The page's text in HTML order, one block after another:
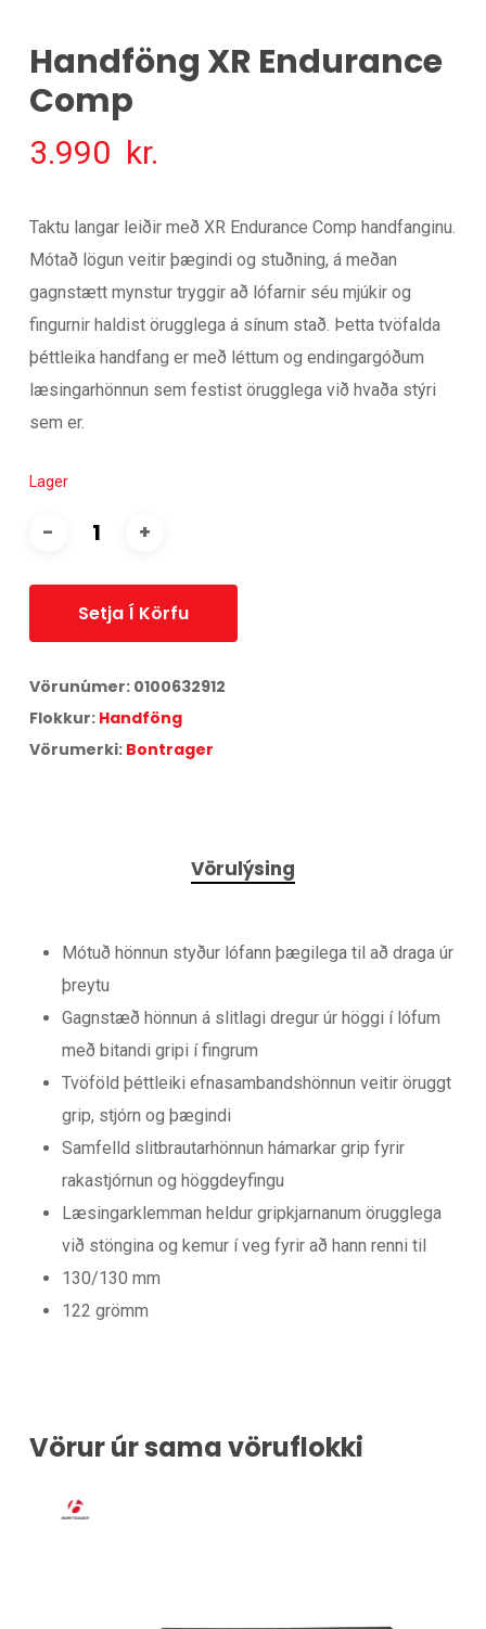
Handföng XR Endurance
Comp
3.990 kr.
Taktu langar leiðir með XR Endurance Comp handfanginu.
Mótað lögun veitir þægindi og stuðning, á meðan
gagnstætt mynstur tryggir að lófarnir séu mjúkir og
fingurnir haldist örugglega á sínum stað. Þetta tvöfalda
þéttleika handfang er með léttum og endingargóðum
læsingarhönnun sem festist örugglega við hvaða stýri
sem er.
Lager
Setja Í Körfu
Vörunúmer: 0100632912
Flokkur: Handföng
Vörumerki: Bontrager
Vörulýsing
Mótuð hönnun styður lófann þægilega til að draga úr
þreytu
Gagnstæð hönnun á slitlagi dregur úr höggi í lófum
með bitandi gripi í fingrum
Tvöföld þéttleiki efnasambandshönnun veitir öruggt
grip, stjórn og þægindi
Samfelld slitbrautarhönnun hámarkar grip fyrir
rakastjórnun og höggdeyfingu
Læsingarklemman heldur gripkjarnanum örugglega
við stöngina og kemur í veg fyrir að hann renni til
130/130 mm
122 grömm
Vörur úr sama vöruflokki